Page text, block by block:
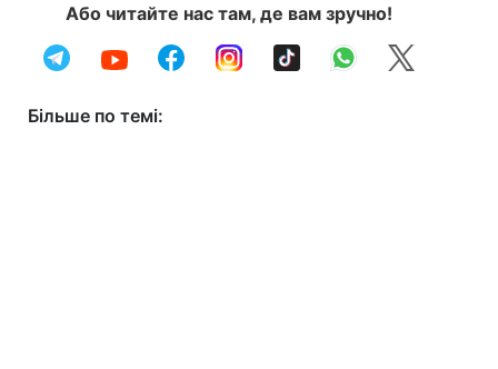
Або читайте нас там, де вам зручно!
Більше по темі: